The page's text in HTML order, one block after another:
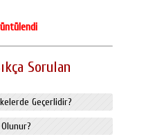
Sorulan
Geçerlidir?